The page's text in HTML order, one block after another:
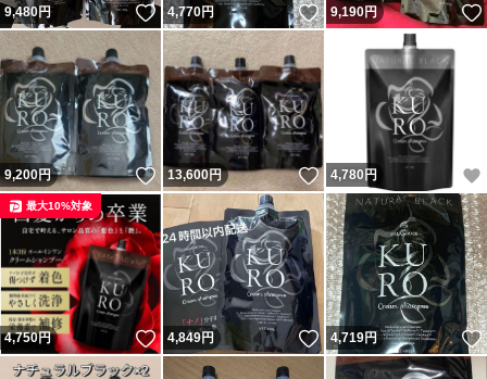
9,480円 いいね！
4,770円 いいね！
9,190円
9,200円 いいね！
13,600円 いいね！
4,780 円
4,750円 いいね！
最大10%対象
4,849円 いいね！
4,719円